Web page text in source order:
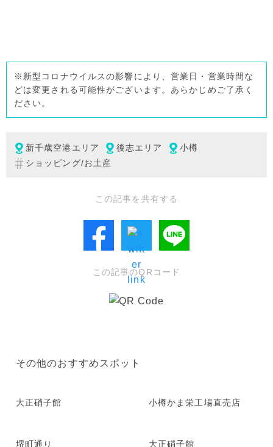
※新型コロナウイルスの影響により、営業日・営業時間な
どは変更される可能性がございます。あらかじめご了承く
ださい。
新千歳空港エリア 後志エリア
小樽
ショッピング/お土産
この記事を共有する
この記事のQRコード
その他のおすすめスポット
大正硝子館 小樽かま栄工場直売店
堺町通り 大正硝子館